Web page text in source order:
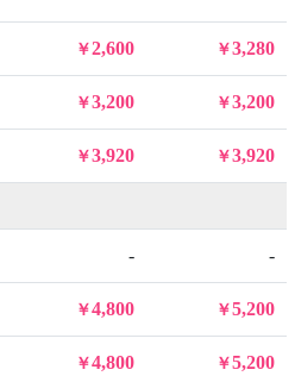
2,600 3,280
3,200 3,200
3,920 3,920
- -
4,800 5,200
4,800 5,200